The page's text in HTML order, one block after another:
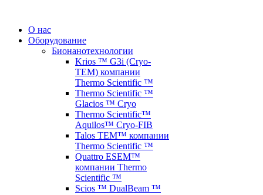
О нас
Оборудование
Бионанотехнологии
Krios ™ G3i (Cryo-
TEM) компании
Thermo Scientific ™
Thermo Scientific ™
Glacios ™ Cryo
Thermo Scientific™
Aquilos™ Cryo-FIB
Talos TEM™ компании
Thermo Scientific ™
Quattro ESEM™
компании Thermo
Scientific ™
Scios ™ DualBeam ™